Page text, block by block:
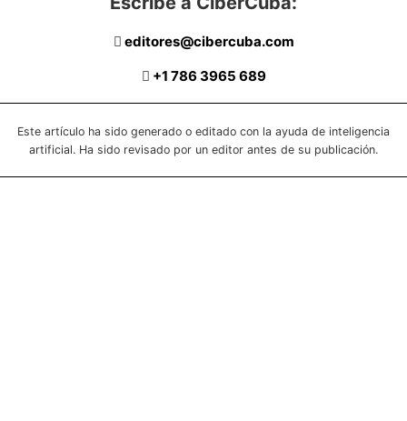
editores@cibercuba.com
+1 786 3965 689
Este artículo ha sido generado o editado con la ayuda de inteligencia
artificial. Ha sido revisado por un editor antes de su publicación.